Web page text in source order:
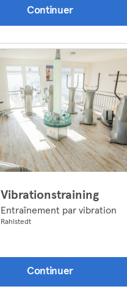
Continuer
Vibrationstraining
Entraînement par vibration
Rahlstedt
Continuer